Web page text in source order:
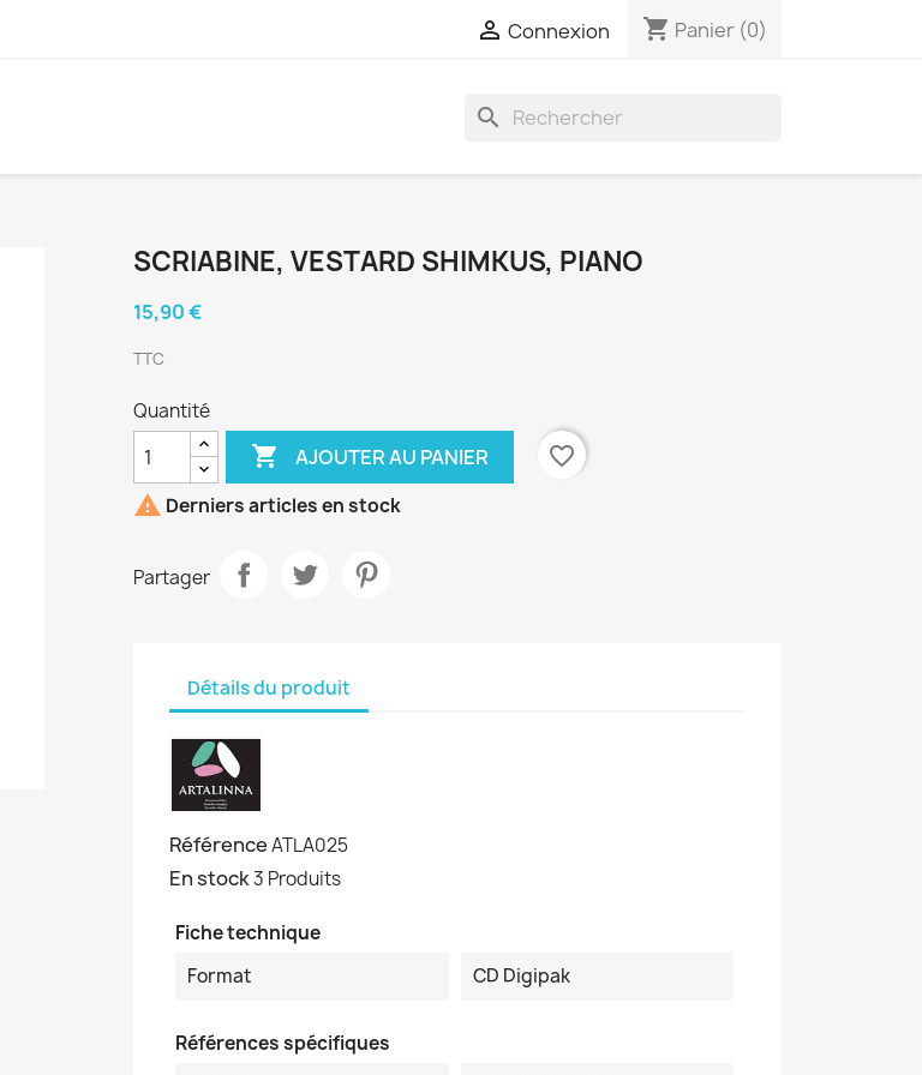
 Connexion shopping_cart Panier (0)
search
SCRIABINE, VESTARD SHIMKUS, PIANO
15,90 €
TTC
Quantité
 AJOUTER AU PANIER
favorite_border
 Derniers articles en stock
Partager
Détails du produit
RéférenceATLA025
En stock3 Produits
Fiche technique
Format
CD Digipak
Références spécifiques